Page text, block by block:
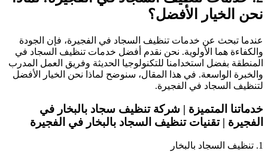
نحن الخيار الأفضل؟
عندما تبحث عن خدمات تنظيف السجاد في الفجيرة، فإن الجودة
والكفاءة هما الأولوية. نحن نقدم أفضل خدمات تنظيف السجاد في
المنطقة بفضل استخدامنا للتكنولوجيا الحديثة وفريق العمل المدرب
والخبرة الواسعة. في هذا المقال، سنوضح لماذا نحن الخيار الأفضل
لتنظيف السجاد في الفجيرة.
خدماتنا المتميزة | شركة تنظيف سجاد بالبخار في
الفجيرة | تقنيات تنظيف السجاد بالبخار في الفجيرة
1. تنظيف السجاد بالبخار